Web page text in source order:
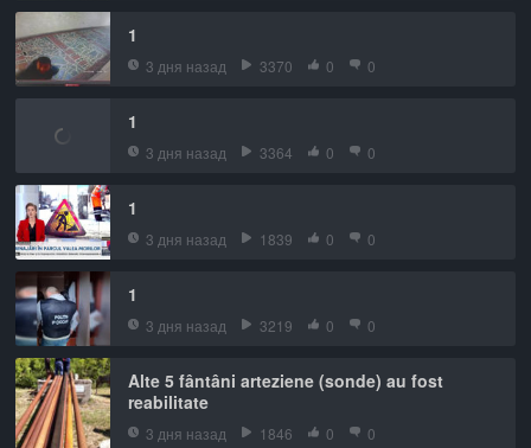
1
3 дня назад 3370 0 0
1
3 дня назад 3364 0 0
1
3 дня назад 1839 0 0
1
3 дня назад 3219 0 0
Alte 5 fântâni arteziene (sonde) au fost
reabilitate
3 дня назад 1846 0 0